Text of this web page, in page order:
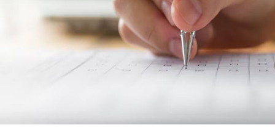
അറീനയില്‍ അവസാനമായി തോറ്റത് 2014ല്‍
റയലിനോടായിരുന്നു. അതേ സമയം ഈ സീസണില്‍
ചാമ്പ്യന്‍സ് ലീഗില്‍ ഒരു മത്സരത്തില്‍ പോലും
പരാജയപ്പെട്ടിട്ടില്ലെന്നത് റയലിനും കരുത്ത്
പകരുന്നുണ്ട്. സീസണിലെ എട്ടു ചാമ്പ്യന്‍സ് ലീഗ്
മത്സരങ്ങളിലും ചുരുങ്ങിയത് രണ്ട് ഗോളുകളെങ്കിലും
പ്രകടമാവുമെന്ന് ഉറപ്പാണ്.